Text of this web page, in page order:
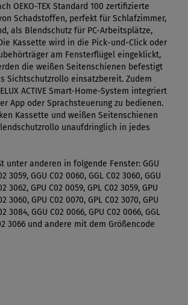
OEKO-TEX Standard 100 zertifizierte
Schadstoffen, perfekt für Schlafzimmer,
als Blendschutz für PC-Arbeitsplätze,
Kassette wird in die Pick-und-Click oder
am Fensterflügel eingeklickt,
die weißen Seitenschienen befestigt
Sichtschutzrollo einsatzbereit. Zudem
ACTIVE Smart-Home-System integriert
App oder Sprachsteuerung zu bedienen.
Kassette und weißen Seitenschienen
unaufdringlich in jedes
unter anderen in folgende Fenster: GGU
3059, GGU C02 0060, GGL C02 3060, GGU
3062, GPU C02 0059, GPL C02 3059, GPU
3060, GPU C02 0070, GPL C02 3070, GPU
3084, GGU C02 0066, GPU C02 0066, GGL
3066 und andere mit dem Größencode